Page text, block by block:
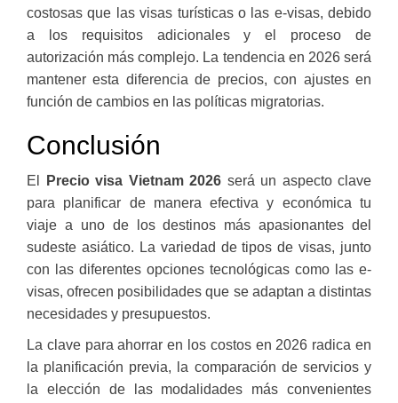
costosas que las visas turísticas o las e-visas, debido
a los requisitos adicionales y el proceso de
autorización más complejo. La tendencia en 2026 será
mantener esta diferencia de precios, con ajustes en
función de cambios en las políticas migratorias.
Conclusión
El Precio visa Vietnam 2026 será un aspecto clave
para planificar de manera efectiva y económica tu
viaje a uno de los destinos más apasionantes del
sudeste asiático. La variedad de tipos de visas, junto
con las diferentes opciones tecnológicas como las e-
visas, ofrecen posibilidades que se adaptan a distintas
necesidades y presupuestos.
La clave para ahorrar en los costos en 2026 radica en
la planificación previa, la comparación de servicios y
la elección de las modalidades más convenientes